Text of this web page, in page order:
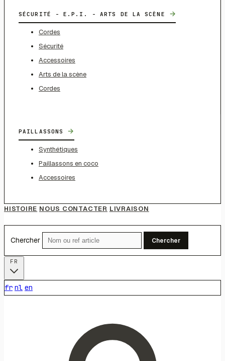
SÉCURITÉ - E.P.I. - ARTS DE LA SCÈNE →
Cordes
Sécurité
Accessoires
Arts de la scène
Cordes
PAILLASSONS →
Synthétiques
Paillassons en coco
Accessoires
HISTOIRE NOUS CONTACTER LIVRAISON
Chercher Chercher
fr nl en